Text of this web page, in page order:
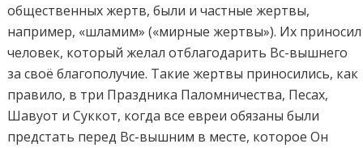
общественных жертв, были и частные жертвы,
например, «шламим» («мирные жертвы»). Их приносил
человек, который желал отблагодарить Вс-вышнего
за своё благополучие. Такие жертвы приносились, как
правило, в три Праздника Паломничества, Песах,
Шавуот и Суккот, когда все евреи обязаны были
предстать перед Вс-вышним в месте, которое Он